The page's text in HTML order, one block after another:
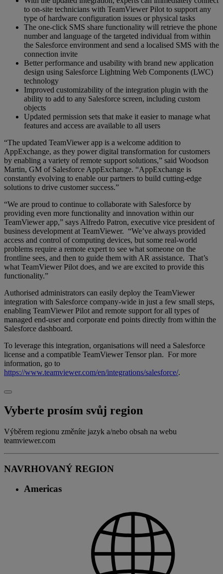
to on-site technicians with TeamViewer Pilot to support any
type of hardware configuration issues or physical tasks
The one-click SMS share functionality will retrieve the phone
number and language of the targeted individual from within
the Salesforce environment and send a localised SMS with the
connection invite
Better performance and usability with brand new application
design using Salesforce Lightning Web Components (LWC)
technology
Improved customizability of the integration plugin with the
ability to add to any Salesforce screen, including custom
objects
Updated permission sets that make it easier to manage what
features and access are available to all users
“The updated TeamViewer app is a welcome addition to
AppExchange, as they power digital transformation for customers
by enabling a variety of remote support solutions,” said Woodson
Martin, GM of Salesforce AppExchange. “AppExchange is
constantly evolving to enable our partners to build cutting-edge
solutions to drive customer success.”
“We are proud to continue to collaborate with Salesforce by
providing even more functionality and innovation within our
TeamViewer app,” says Alfredo Patron, executive vice president of
business development at TeamViewer. “We’ve always provided
access and control of computing devices, but some real-world
problems require a remote expert to see what someone on the
frontline sees, and then to guide them with AR assistance. That’s
what TeamViewer Pilot does, and we are excited to provide this
functionality.”
Authorised administrators can easily deploy the TeamViewer
integration with Salesforce company-wide in just a few small steps,
enabling TeamViewer Pilot and remote support for all types of
managed end-user and corporate end points directly from within the
Salesforce dashboard.
To leverage this integration, organisations will need a Salesforce
license and a compatible TeamViewer Tensor plan. For more
information, go to
https://www.teamviewer.com/en/integrations/salesforce/.
Vyberte prosím svůj region
Výběrem regionu změníte jazyk a/nebo obsah na webu
teamviewer.com
NAVRHOVANÝ REGION
Americas